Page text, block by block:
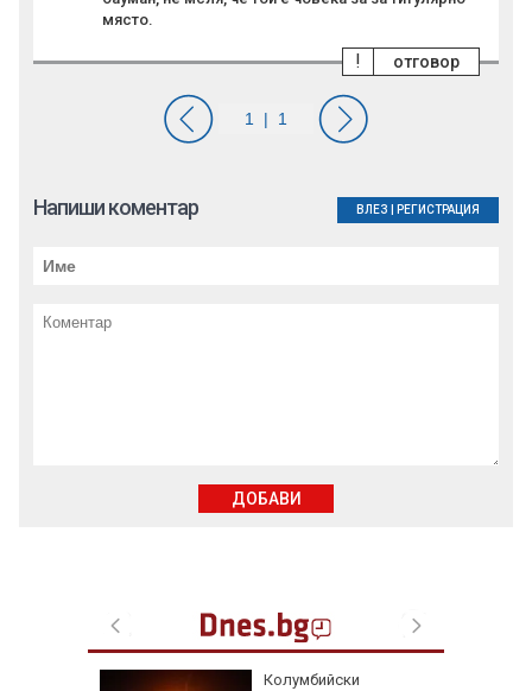
Колумбийски
място.
отговор
!
Напиши коментар ВЛЕЗ РЕГИСТРАЦИЯ
ДОБАВИ